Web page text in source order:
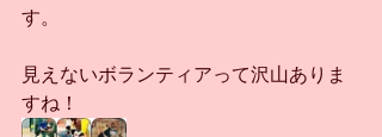
す。
見えないボランティアって沢山ありま
すね！